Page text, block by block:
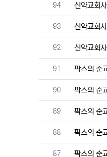
번호
94 신약교회
번호
93 신약교회
번호
92 신약교회
번호
91 팍스의 순
번호
90 팍스의 순
번호
89 팍스의 순
번호
88 팍스의 순
번호
87 팍스의 순